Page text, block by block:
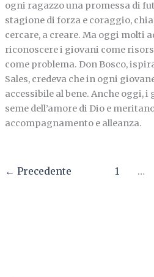
ogni ragazzo una promessa di
stagione di forza e coraggio,
cercare, a creare. Ma oggi molti
riconoscere i giovani come
come problema. Don Bosco,
Sales, credeva che in ogni
accessibile al bene. Anche oggi,
seme dell’amore di Dio e
accompagnamento e alleanza.
← Precedente 1 …